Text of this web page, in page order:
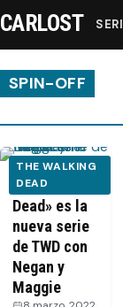
Streaming
Videos
CARLOST
SPIN-OFF
THE WALKING
DEAD
«Isle of the
Dead» es la
nueva serie
de TWD con
Negan y
Maggie